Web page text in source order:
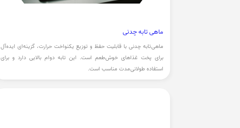
ماهی تابه چدنی
ماهی‌تابه چدنی با قابلیت حفظ و توزیع یکنواخت حرارت، گزینه‌ای ایده‌آل
برای پخت غذاهای خوش‌طعم است. این تابه دوام بالایی دارد و برای
استفاده طولانی‌مدت مناسب است.